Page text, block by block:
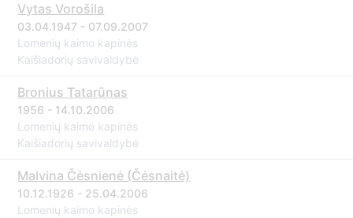
Vytas Vorošila
03.04.1947 - 07.09.2007
Lomenių kaimo kapinės
Kaišiadorių savivaldybė
Bronius Tatarūnas
1956 - 14.10.2006
Lomenių kaimo kapinės
Kaišiadorių savivaldybė
Malvina Čėsnienė (Čėsnaitė)
10.12.1926 - 25.04.2006
Lomenių kaimo kapinės